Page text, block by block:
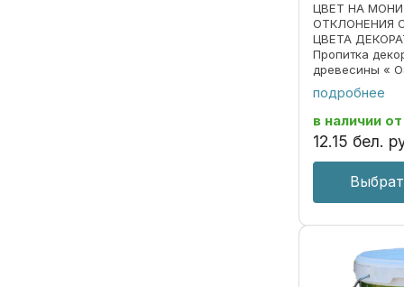
ЦВЕТ НА
ОТКЛОНЕНИЯ
ЦВЕТА
Пропитка
древесины «
Пропитка
декоративной
подробнее
в наличии от
12.15 бел.